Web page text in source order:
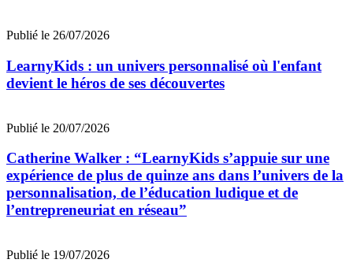
Publié le 26/07/2026
LearnyKids : un univers personnalisé où l'enfant
devient le héros de ses découvertes
Publié le 20/07/2026
Catherine Walker : “LearnyKids s’appuie sur une
expérience de plus de quinze ans dans l’univers de la
personnalisation, de l’éducation ludique et de
l’entrepreneuriat en réseau”
Publié le 19/07/2026